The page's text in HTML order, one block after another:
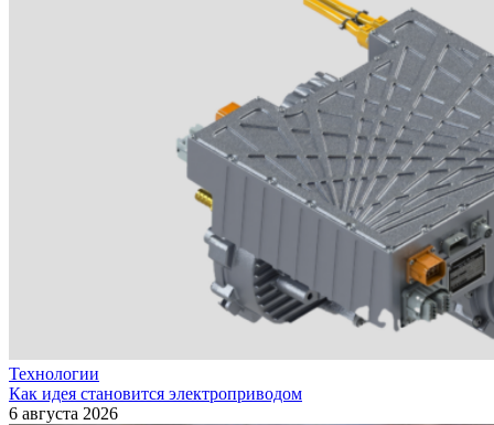
Технологии
Как идея становится электроприводом
6 августа 2026